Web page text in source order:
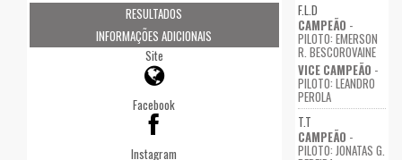
RESULTADOS
INFORMAÇÕES ADICIONAIS
Site
Facebook
Instagram
F.L.D
CAMPEÃO -
PILOTO: EMERSON
R. BESCOROVAINE
VICE CAMPEÃO -
PILOTO: LEANDRO
PEROLA
T.T
CAMPEÃO -
PILOTO: JONATAS G.